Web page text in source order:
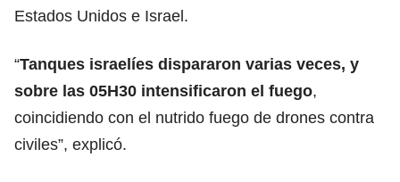
Estados Unidos e Israel.
“Tanques israelíes dispararon varias veces, y
sobre las 05H30 intensificaron el fuego,
coincidiendo con el nutrido fuego de drones contra
civiles”, explicó.